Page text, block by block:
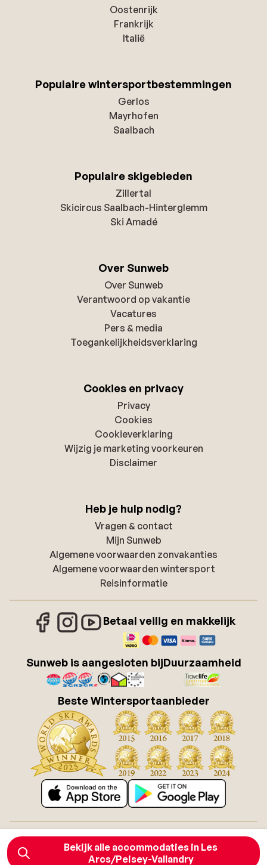
Bekijk alle accommodaties in Les
Arcs/Peisey-Vallandry
Oostenrijk
Frankrijk
Italië
Populaire wintersportbestemmingen
Gerlos
Mayrhofen
Saalbach
Populaire skigebieden
Zillertal
Skicircus Saalbach-Hinterglemm
Ski Amadé
Over Sunweb
Over Sunweb
Verantwoord op vakantie
Vacatures
Pers & media
Toegankelijkheidsverklaring
Cookies en privacy
Privacy
Cookies
Cookieverklaring
Wijzig je marketing voorkeuren
Disclaimer
Heb je hulp nodig?
Vragen & contact
Mijn Sunweb
Algemene voorwaarden zonvakanties
Algemene voorwaarden wintersport
Reisinformatie
Betaal veilig en makkelijk
Sunweb is aangesloten bijDuurzaamheid
Beste Wintersportaanbieder
Over SunwebVacatures
Algemene voorwaarden zonvakantiesCookies
ToegankelijkheidsverklaringDisclaimer